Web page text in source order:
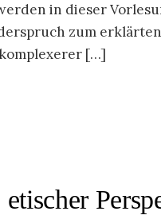
werden in dieser
zum
[…]